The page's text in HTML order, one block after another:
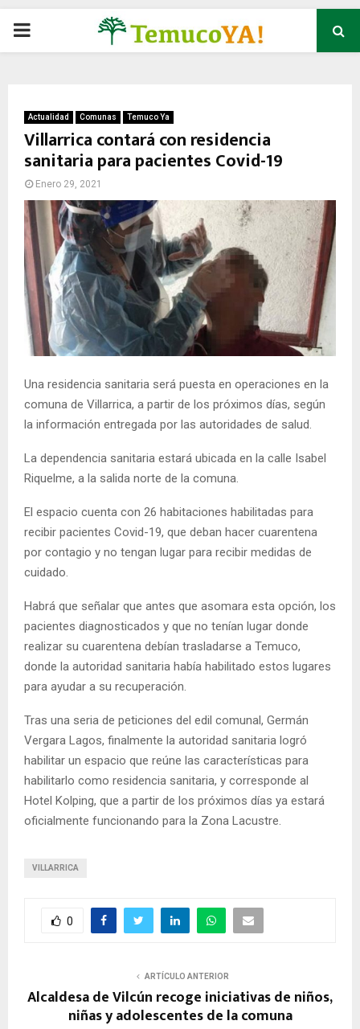
P
M
A
R
Y
M
E
N
U
Actualidad Comunas Temuco Ya
Villarrica contará con residencia
sanitaria para pacientes Covid-19
Enero 29, 2021
Una residencia sanitaria será puesta en operaciones en la
comuna de Villarrica, a partir de los próximos días, según
la información entregada por las autoridades de salud.
La dependencia sanitaria estará ubicada en la calle Isabel
Riquelme, a la salida norte de la comuna.
El espacio cuenta con 26 habitaciones habilitadas para
recibir pacientes Covid-19, que deban hacer cuarentena
por contagio y no tengan lugar para recibir medidas de
cuidado.
Habrá que señalar que antes que asomara esta opción, los
pacientes diagnosticados y que no tenían lugar donde
realizar su cuarentena debían trasladarse a Temuco,
donde la autoridad sanitaria había habilitado estos lugares
para ayudar a su recuperación.
Tras una seria de peticiones del edil comunal, Germán
Vergara Lagos, finalmente la autoridad sanitaria logró
habilitar un espacio que reúne las características para
habilitarlo como residencia sanitaria, y corresponde al
Hotel Kolping, que a partir de los próximos días ya estará
oficialmente funcionando para la Zona Lacustre.
VILLARRICA
0
ARTÍCULO ANTERIOR
Alcaldesa de Vilcún recoge iniciativas de niños,
niñas y adolescentes de la comuna